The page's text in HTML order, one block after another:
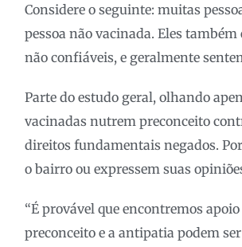
Considere o seguinte: muitas
pessoa não vacinada. Eles
não confiáveis, e geralmente
Parte do estudo geral, olhando
vacinadas nutrem preconceito
direitos fundamentais negados.
o bairro ou expressem suas
“É provável que encontremos
preconceito e a antipatia podem